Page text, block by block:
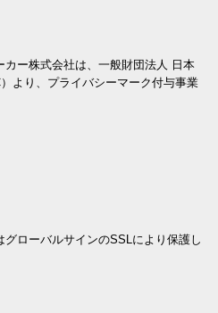
ー株式会社は、一般財団法人 日本
より、プライバシーマーク付与事業
ローバルサインのSSLにより保護し